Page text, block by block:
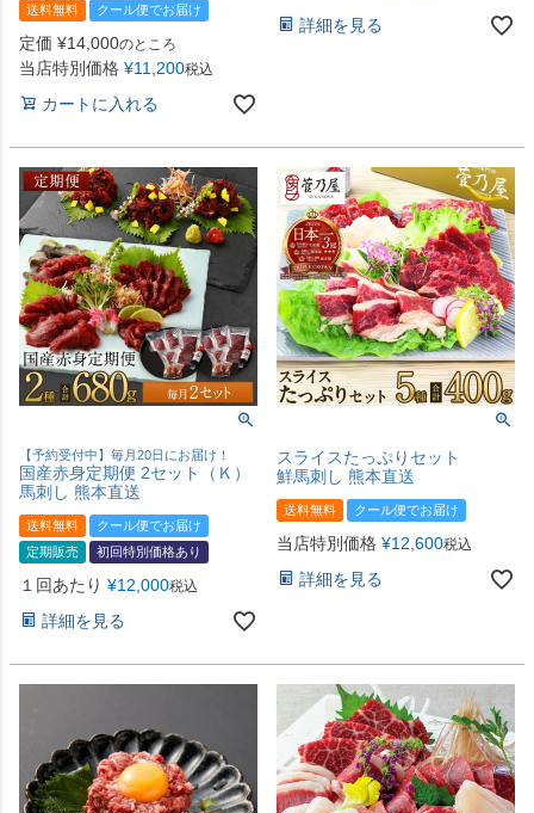
送料無料 クール便でお届け
定価 ¥14,000のところ
当店特別価格 ¥11,200税込
カートに入れる
詳細を見る
【予約受付中】毎月20日にお届け！
国産赤身定期便 2セット（Ｋ）
馬刺し 熊本直送
送料無料
クール便でお届け
定期販売
初回特別価格あり
１回あたり ¥12,000税込
詳細を見る
スライスたっぷりセット
鮮馬刺し 熊本直送
送料無料 クール便でお届け
当店特別価格 ¥12,600税込
詳細を見る